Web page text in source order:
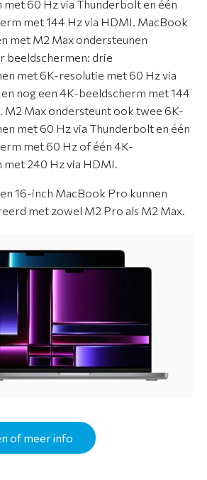
met 60 Hz via Thunderbolt en één
met 144 Hz via HDMI. MacBook
met M2 Max ondersteunen
beeldschermen: drie
met 6K-resolutie met 60 Hz via
nog een 4K-beeldscherm met 144
M2 Max ondersteunt ook twee 6K-
met 60 Hz via Thunderbolt en één
met 60 Hz of één 4K-
met 240 Hz via HDMI.
16-inch MacBook Pro kunnen
met zowel M2 Pro als M2 Max.
of meer info